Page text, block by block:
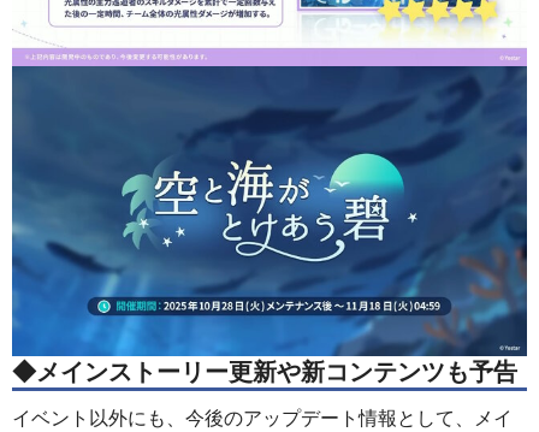
◆メインストーリー更新や新コンテンツも予告
イベント以外にも、今後のアップデート情報として、メイ